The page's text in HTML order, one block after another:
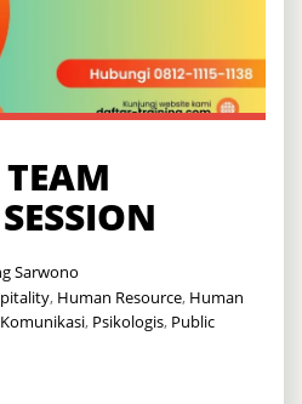
Sarwono
, Human Resource, Human
Komunikasi, Psikologis, Public